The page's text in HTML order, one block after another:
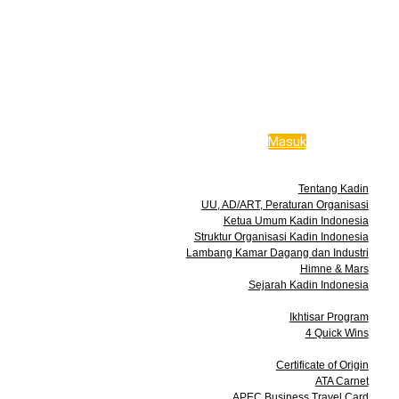
Masuk
Tentang Kadin
UU, AD/ART, Peraturan Organisasi
Ketua Umum Kadin Indonesia
Struktur Organisasi Kadin Indonesia
Lambang Kamar Dagang dan Industri
Himne & Mars
Sejarah Kadin Indonesia
Ikhtisar Program
4 Quick Wins
Certificate of Origin
ATA Carnet